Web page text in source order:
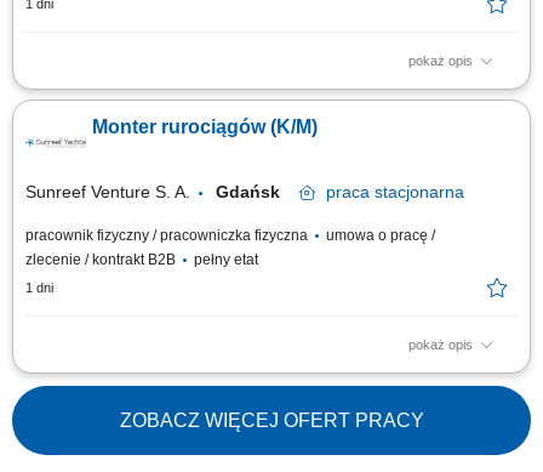
1 dni
pokaż opis
Opis stanowiska: montaż i konfiguracja serwerów zgodnie z
podzespołów komputerowych i przygotowywanie urządzeń do dalszej
dystrybucji, realizacja zadań produkcyjnych zgodnie z harmonogramem i
Monter rurociągów (K/M)
Sunreef Venture S. A. Gdańsk praca stacjonarna
pracownik fizyczny / pracowniczka fizyczna
umowa o pracę /
zlecenie / kontrakt B2B
pełny etat
1 dni
pokaż opis
Zadania: Prefabrykacja i składanie instalacji rurowych na podstawie
rysunków izometrycznych; Montaż systemów rurociągowych na
budowanych jednostkach; Dopasowywanie elementów instalacji zgodnie
ZOBACZ WIĘCEJ OFERT PRACY